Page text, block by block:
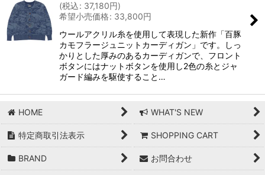
(税込: 37,180円)
希望小売価格: 33,800円
ウールアクリル糸を使用して表現した新作「百豚
カモフラージュニットカーディガン」です。しっ
かりとした厚みのあるカーディガンで、フロント
ボタンにはナットボタンを使用し2色の糸とジャ
ガード編みを駆使すること…
HOME WHAT'S NEW
特定商取引法表示 SHOPPING CART
BRAND お問合わせ